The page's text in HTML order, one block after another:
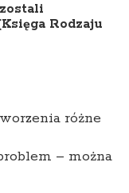
Rodzaju
różne
– można